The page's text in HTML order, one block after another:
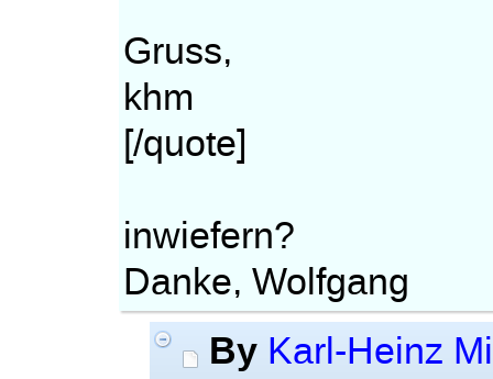
Gruss,
khm
[/quote]
inwiefern?
Danke, Wolfgang
By Karl-Heinz